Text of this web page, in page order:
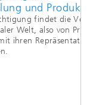
die Verbindung
Produkt und
in